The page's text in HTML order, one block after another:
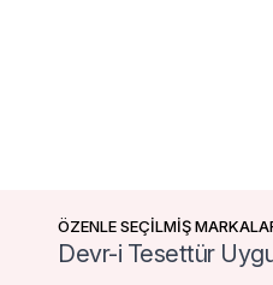
ÖZENLE SEÇİLMİŞ
Devr-i Tesettür